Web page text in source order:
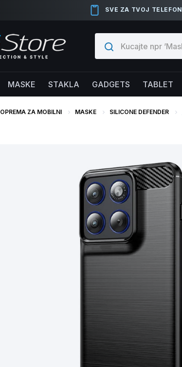
SVE ZA TVOJ TELEFON
MASKE STAKLA GADGETS TABLET
OPREMA ZA MOBILNI MASKE SILICONE DEFENDER